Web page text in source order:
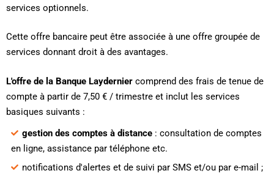
services optionnels.
Cette offre bancaire peut être associée à une offre groupée de
services donnant droit à des avantages.
L'offre de la Banque Laydernier comprend des frais de tenue de
compte à partir de 7,50 € / trimestre et inclut les services
basiques suivants :
gestion des comptes à distance: consultation de comptes
en ligne, assistance par téléphone etc.
notifications d'alertes et de suivi par SMS et/ou par e-mail ;